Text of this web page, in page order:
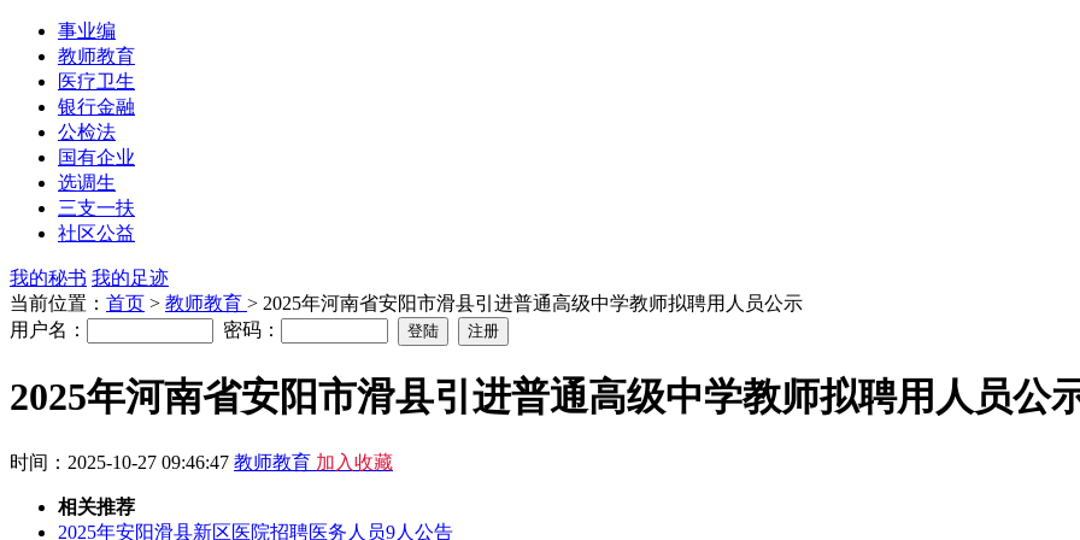
事业编
教师教育
医疗卫生
银行金融
公检法
国有企业
选调生
三支一扶
社区公益
我的秘书 我的足迹
当前位置： 首页 > 教师教育 > 2025年河南省安阳市滑县引进普通高级中学教师拟聘用人员公示
用户名：
密码：
2025年河南省安阳市滑县引进普通高级中学教师拟聘用人员公
时间：2025-10-27 09:46:47 教师教育 加入收藏
相关推荐
2025年安阳滑县新区医院招聘医务人员9人公告